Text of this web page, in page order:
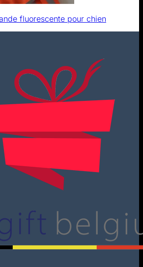
fluorescente pour chien